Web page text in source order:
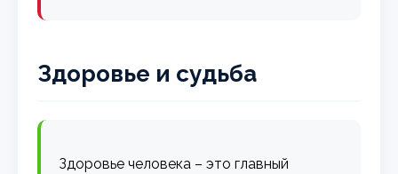
Здоровье и судьба
Здоровье человека – это главный